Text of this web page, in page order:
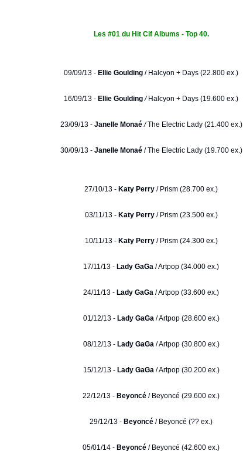
Les #01 du Hit Cif Albums - Top 40.
09/09/13 - Ellie Goulding / Halcyon + Days (22.800 ex.)
16/09/13 - Ellie Goulding /Halcyon + Days (19.600 ex.)
23/09/13 - Janelle Monaé /The Electric Lady (21.400 ex.)
30/09/13 - Janelle Monaé/ The Electric Lady (19.700 ex.)
27/10/13 - Katy Perry / Prism (28.700 ex.)
03/11/13 - Katy Perry/ Prism (23.500 ex.)
10/11/13 - Katy Perry/ Prism (24.300 ex.)
17/11/13 - Lady GaGa / Artpop (34.000 ex.)
24/11/13 - Lady GaGa / Artpop (33.600 ex.)
01/12/13 - Lady GaGa / Artpop (28.600 ex.)
08/12/13 - Lady GaGa / Artpop (30.800 ex.)
15/12/13 - Lady GaGa / Artpop (30.200 ex.)
22/12/13 - Beyoncé / Beyoncé (29.600 ex.)
29/12/13 - Beyoncé / Beyoncé (?? ex.)
05/01/14 - Beyoncé / Beyoncé (42.600 ex.)